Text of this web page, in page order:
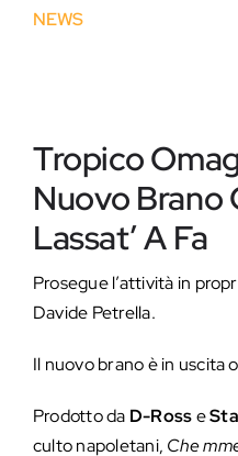
NEWS
Tropico
Nuovo Brano
Lassat’ A Fa
Prosegue l’attività in
Davide Petrella.
Il nuovo brano è in uscita
Prodotto da D-Rosse
culto napoletani, Che